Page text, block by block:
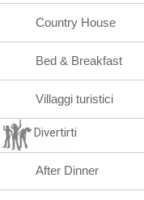
Country House
Bed & Breakfast
Villaggi turistici
Divertirti
After Dinner